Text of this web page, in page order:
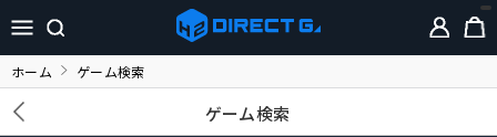
ホーム ゲーム検索
ゲーム検索